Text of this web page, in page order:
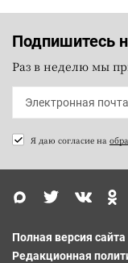
Подпишитесь
Раз в неделю мы
Я даю согласие на
Полная версия сайта
Редакционная